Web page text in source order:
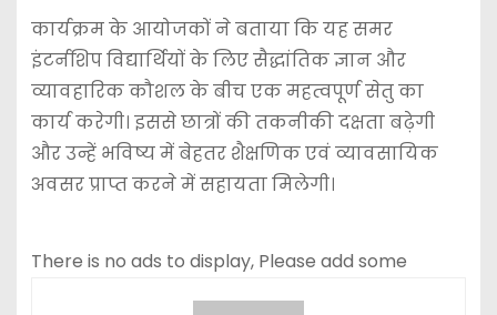
कार्यक्रम के आयोजकों ने बताया कि यह समर
इंटर्नशिप विद्यार्थियों के लिए सैद्धांतिक ज्ञान और
व्यावहारिक कौशल के बीच एक महत्वपूर्ण सेतु का
कार्य करेगी। इससे छात्रों की तकनीकी दक्षता बढ़ेगी
और उन्हें भविष्य में बेहतर शैक्षणिक एवं व्यावसायिक
अवसर प्राप्त करने में सहायता मिलेगी।
There is no ads to display, Please add some